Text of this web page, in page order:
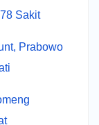
Sakit
Prabowo